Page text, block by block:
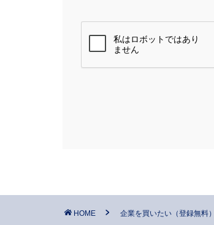
HOME 企業を買いたい（登録無料）